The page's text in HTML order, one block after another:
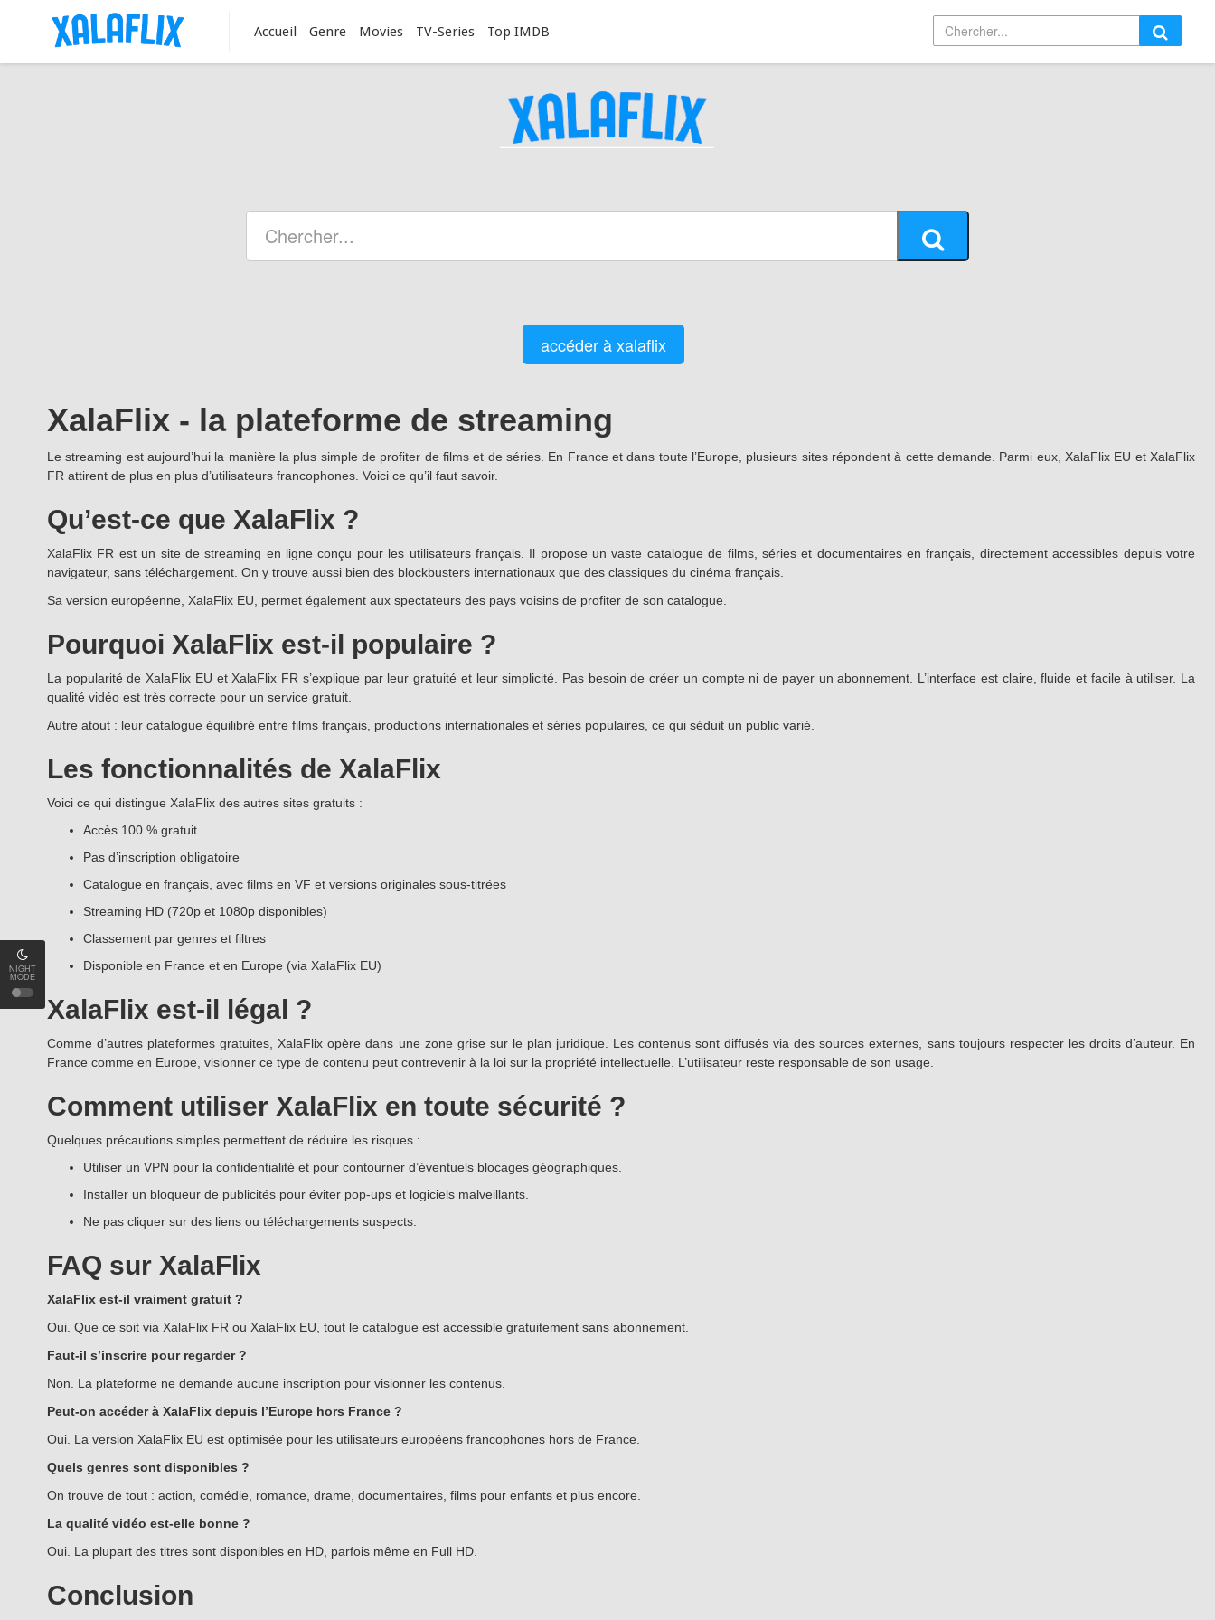
NIGHT
MODE
Accueil Genre Movies TV-Series Top IMDB
accéder à xalaflix
XalaFlix - la plateforme de streaming
Le streaming est aujourd’hui la manière la plus simple de profiter de films et de séries. En France et dans toute l’Europe, plusieurs sites répondent à cette demande. Parmi eux, XalaFlix EU et XalaFlix
FR attirent de plus en plus d’utilisateurs francophones. Voici ce qu’il faut savoir.
Qu’est-ce que XalaFlix ?
XalaFlix FR est un site de streaming en ligne conçu pour les utilisateurs français. Il propose un vaste catalogue de films, séries et documentaires en français, directement accessibles depuis votre
navigateur, sans téléchargement. On y trouve aussi bien des blockbusters internationaux que des classiques du cinéma français.
Sa version européenne, XalaFlix EU, permet également aux spectateurs des pays voisins de profiter de son catalogue.
Pourquoi XalaFlix est-il populaire ?
La popularité de XalaFlix EU et XalaFlix FR s’explique par leur gratuité et leur simplicité. Pas besoin de créer un compte ni de payer un abonnement. L’interface est claire, fluide et facile à utiliser. La
qualité vidéo est très correcte pour un service gratuit.
Autre atout : leur catalogue équilibré entre films français, productions internationales et séries populaires, ce qui séduit un public varié.
Les fonctionnalités de XalaFlix
Voici ce qui distingue XalaFlix des autres sites gratuits :
Accès 100 % gratuit
Pas d’inscription obligatoire
Catalogue en français, avec films en VF et versions originales sous-titrées
Streaming HD (720p et 1080p disponibles)
Classement par genres et filtres
Disponible en France et en Europe (via XalaFlix EU)
XalaFlix est-il légal ?
Comme d’autres plateformes gratuites, XalaFlix opère dans une zone grise sur le plan juridique. Les contenus sont diffusés via des sources externes, sans toujours respecter les droits d’auteur. En
France comme en Europe, visionner ce type de contenu peut contrevenir à la loi sur la propriété intellectuelle. L’utilisateur reste responsable de son usage.
Comment utiliser XalaFlix en toute sécurité ?
Quelques précautions simples permettent de réduire les risques :
Utiliser un VPN pour la confidentialité et pour contourner d’éventuels blocages géographiques.
Installer un bloqueur de publicités pour éviter pop-ups et logiciels malveillants.
Ne pas cliquer sur des liens ou téléchargements suspects.
FAQ sur XalaFlix
XalaFlix est-il vraiment gratuit ?
Oui. Que ce soit via XalaFlix FR ou XalaFlix EU, tout le catalogue est accessible gratuitement sans abonnement.
Faut-il s’inscrire pour regarder ?
Non. La plateforme ne demande aucune inscription pour visionner les contenus.
Peut-on accéder à XalaFlix depuis l’Europe hors France ?
Oui. La version XalaFlix EU est optimisée pour les utilisateurs européens francophones hors de France.
Quels genres sont disponibles ?
On trouve de tout : action, comédie, romance, drame, documentaires, films pour enfants et plus encore.
La qualité vidéo est-elle bonne ?
Oui. La plupart des titres sont disponibles en HD, parfois même en Full HD.
Conclusion